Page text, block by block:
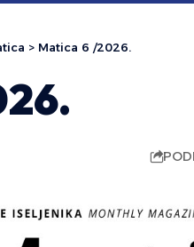
> Matica 6 /2026.